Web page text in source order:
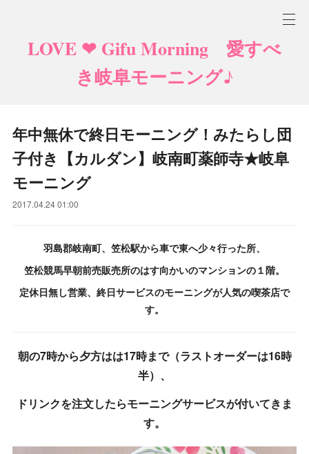
LOVE ❤ Gifu Morning 愛すべ
き岐阜モーニング♪
年中無休で終日モーニング！みたらし団
子付き【カルダン】岐南町薬師寺★岐阜
モーニング
2017.04.24 01:00
羽島郡岐南町、笠松駅から車で東へ少々行った所、
笠松競馬早朝前売販売所のはす向かいのマンションの１階。
定休日無し営業、終日サービスのモーニングが人気の喫茶店で
す。
朝の7時から夕方はは17時まで（ラストオーダーは16時
半）、
ドリンクを注文したらモーニングサービスが付いてきま
す。